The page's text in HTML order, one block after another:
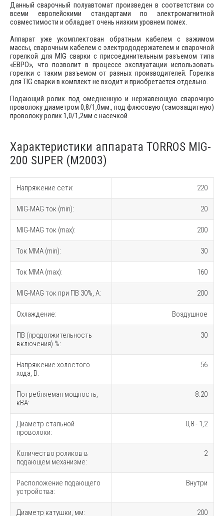
Данный сварочный полуавтомат произведен в соответствии со
всеми европейскими стандартами по электромагнитной
совместимости и обладает очень низким уровнем помех.
Аппарат уже укомплектован обратным кабелем с зажимом
массы, сварочным кабелем с электрододержателем и сварочной
горелкой для MIG сварки с присоединительным разъемом типа
«ЕВРО», что позволит в процессе эксплуатации использовать
горелки с таким разъемом от разных производителей. Горелка
для TIG сварки в комплект не входит и приобретается отдельно.
Подающий ролик под омедненную и нержавеющую сварочную
проволоку диаметром 0,8/1,0мм., под флюсовую (самозащитную)
проволоку ролик 1,0/1,2мм с насечкой.
Характеристики аппарата TORROS MIG-
200 SUPER (M2003)
Напряжение сети: 220
MIG-MAG ток (min): 20
MIG-MAG ток (max): 200
Ток MMA (min): 30
Ток MMA (max): 160
MIG-MAG ток при ПВ 30%, A: 200
Охлаждение: Воздушное
ПВ (продолжительность
включения) %:
30
Напряжение холостого
хода, В:
56
Потребляемая мощность,
кВА:
8.20
Диаметр стальной
проволоки:
0,8 - 1,2
Количество роликов в
подающем механизме:
2
Расположение подающего
устройства:
Внутри
Диаметр катушки, мм: 200